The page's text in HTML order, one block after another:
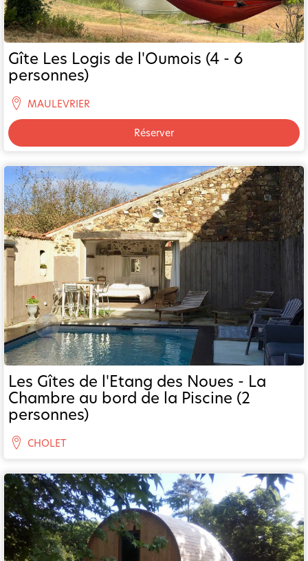
Gîte Les Logis de l'Oumois (4 - 6
personnes)
MAULEVRIER
Réserver
Les Gîtes de l'Etang des Noues - La
Chambre au bord de la Piscine (2
personnes)
CHOLET